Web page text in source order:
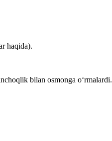
haqida).
bilan osmonga oʻrmalardi.